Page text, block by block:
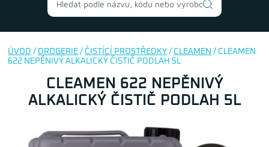
ÚVOD / DROGERIE / ČISTÍCÍ PROSTŘEDKY / CLEAMEN / CLEAMEN
622 NEPĚNIVÝ ALKALICKÝ ČISTIČ PODLAH 5L
CLEAMEN 622 NEPĚNIVÝ
ALKALICKÝ ČISTIČ PODLAH 5L